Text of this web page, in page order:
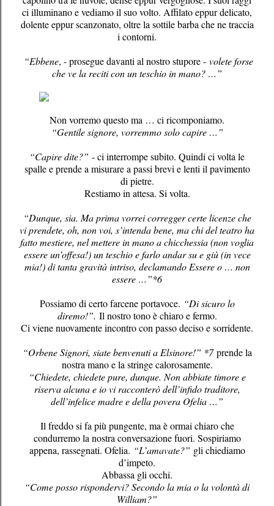
ci illuminano e vediamo il suo volto. Affilato eppur delicato,
dolente eppur scanzonato, oltre la sottile barba che ne traccia
i contorni.
“Ebbene, - prosegue davanti al nostro stupore - volete forse
che ve la reciti con un teschio in mano? …”
Non vorremo questo ma … ci ricomponiamo.
“Gentile signore, vorremmo solo capire …”
“Capire dite?” - ci interrompe subito. Quindi ci volta le
spalle e prende a misurare a passi brevi e lenti il pavimento
di pietre.
Restiamo in attesa. Si volta.
“Dunque, sia. Ma prima vorrei corregger certe licenze che
vi prendete, oh, non voi, s’intenda bene, ma chi del teatro ha
fatto mestiere, nel mettere in mano a chicchessia (non voglia
essere un’offesa!) un teschio e farlo andar su e giù (in vece
mia!) di tanta gravità intriso, declamando Essere o … non
essere …”*6
Possiamo di certo farcene portavoce. “Di sicuro lo
diremo!”. Il nostro tono è chiaro e fermo.
Ci viene nuovamente incontro con passo deciso e sorridente.
“Orbene Signori, siate benvenuti a Elsinore!” *7prende la
nostra mano e la stringe calorosamente.
“Chiedete, chiedete pure, dunque. Non abbiate timore e
riserva alcuna e io vi racconterò dell’infido traditore,
dell’infelice madre e della povera Ofelia …”
Il freddo si fa più pungente, ma è ormai chiaro che
condurremo la nostra conversazione fuori. Sospiriamo
appena, rassegnati. Ofelia. “L’amavate?” gli chiediamo
d’impeto.
Abbassa gli occhi.
“Come posso rispondervi? Secondo la mia o la volontà di
William?”